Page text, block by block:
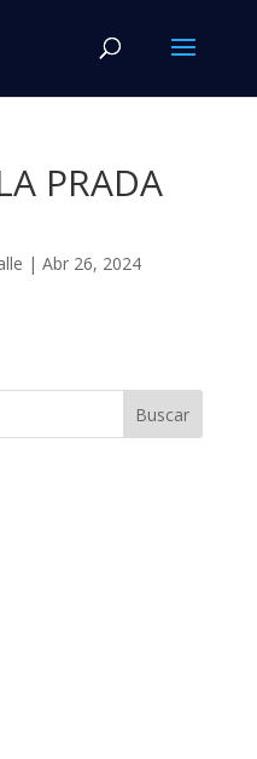
PRADA
| Abr 26, 2024